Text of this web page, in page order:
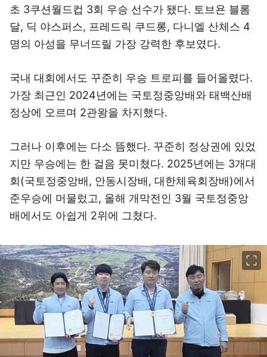
초 3쿠션월드컵 3회 우승 선수가 됐다. 토브욘 블롬
달, 딕 야스퍼스, 프레드릭 쿠드롱, 다니엘 산체스 4
명의 아성을 무너뜨릴 가장 강력한 후보였다.
국내 대회에서도 꾸준히 우승 트로피를 들어올렸다.
가장 최근인 2024년에는 국토정중앙배와 태백산배
정상에 오르며 2관왕을 차지했다.
그러나 이후에는 다소 뜸했다. 꾸준히 정상권에 있었
지만 우승에는 한 걸음 못미쳤다. 2025년에는 3개대
회(국토정중앙배, 안동시장배, 대한체육회장배)에서
준우승에 머물렀고, 올해 개막전인 3월 국토정중앙
배에서도 아쉽게 2위에 그쳤다.